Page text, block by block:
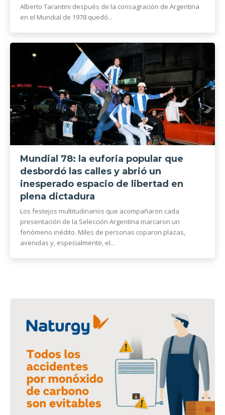
Alberto Tarantini después de la consagración de Argentina
en el Mundial de 1978 quedó...
Mundial 78: la euforia popular que
desbordó las calles y abrió un
inesperado espacio de libertad en
plena dictadura
Los festejos multitudinarios que acompañaron cada
presentación de la Selección Argentina marcaron un
fenómeno inédito. Miles de personas coparon plazas,
avenidas y, especialmente, el...